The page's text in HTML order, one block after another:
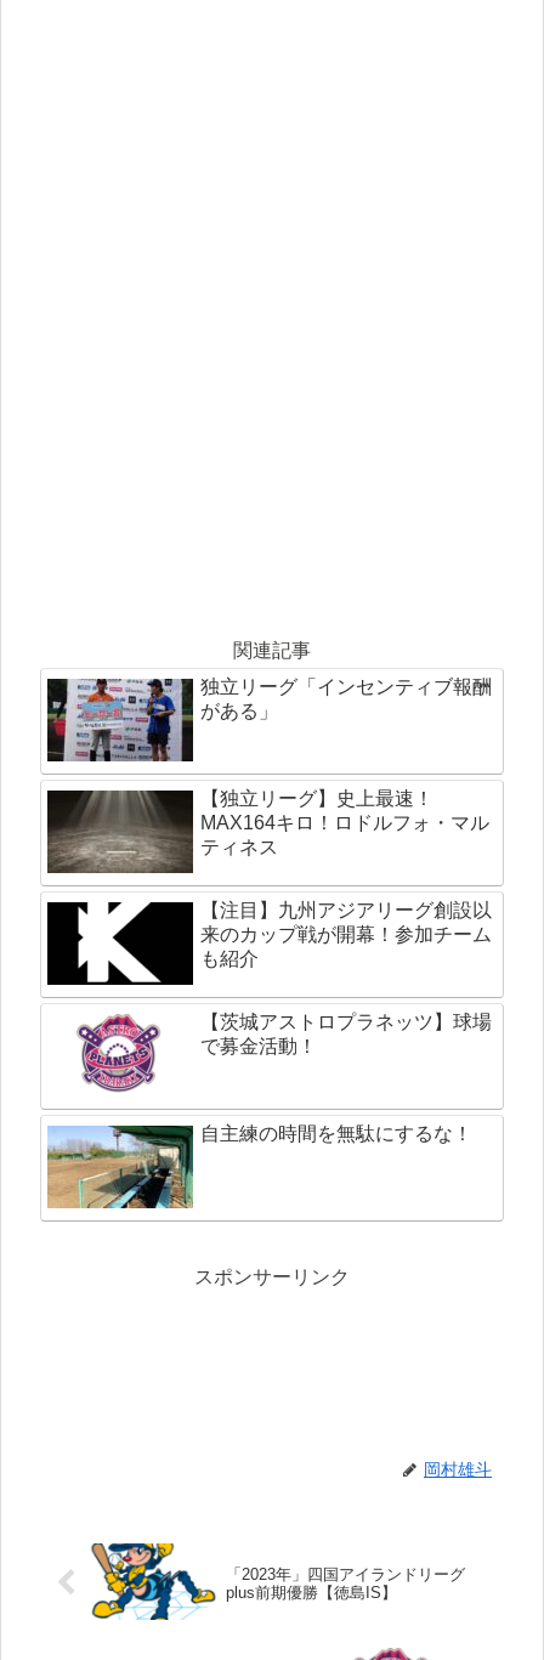
関連記事
独立リーグ「インセンティブ報酬
がある」
【独立リーグ】史上最速！
MAX164キロ！ロドルフォ・マル
ティネス
【注目】九州アジアリーグ創設以
来のカップ戦が開幕！参加チーム
も紹介
【茨城アストロプラネッツ】球場
で募金活動！
自主練の時間を無駄にするな！
スポンサーリンク
岡村雄斗
「2023年」四国アイランドリーグ
plus前期優勝【徳島IS】